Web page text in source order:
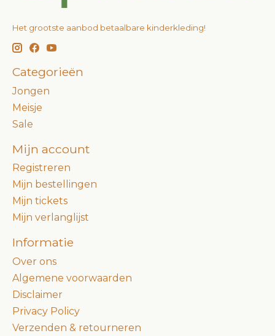
Het grootste aanbod betaalbare kinderkleding!
Categorieën
Jongen
Meisje
Sale
Mijn account
Registreren
Mijn bestellingen
Mijn tickets
Mijn verlanglijst
Informatie
Over ons
Algemene voorwaarden
Disclaimer
Privacy Policy
Verzenden & retourneren